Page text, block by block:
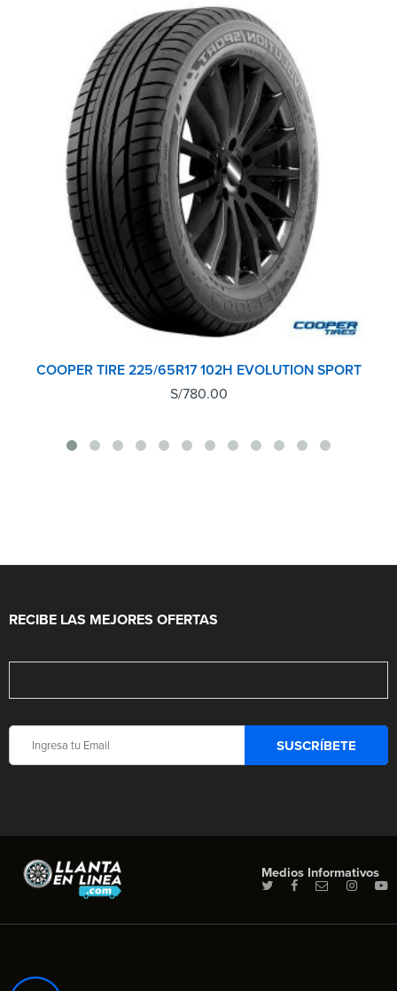
COOPER TIRE 225/65R17 102H EVOLUTION SPORT
S/780.00
RECIBE LAS MEJORES OFERTAS
Medios Informativos